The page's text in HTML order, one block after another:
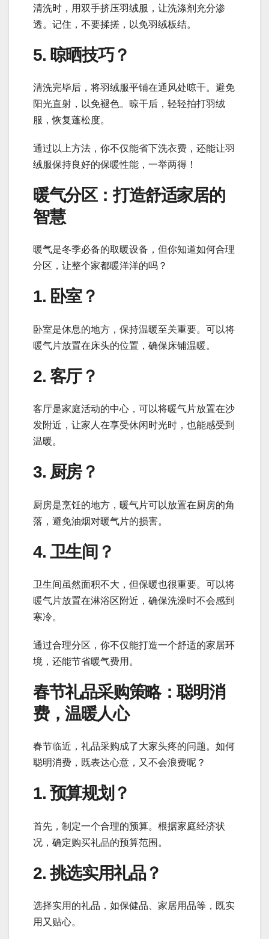
清洗时，用双手挤压羽绒服，让洗涤剂充分渗
透。记住，不要揉搓，以免羽绒板结。
5. 晾晒技巧？
清洗完毕后，将羽绒服平铺在通风处晾干。避免
阳光直射，以免褪色。晾干后，轻轻拍打羽绒
服，恢复蓬松度。
通过以上方法，你不仅能省下洗衣费，还能让羽
绒服保持良好的保暖性能，一举两得！
暖气分区：打造舒适家居的
智慧
暖气是冬季必备的取暖设备，但你知道如何合理
分区，让整个家都暖洋洋的吗？
1. 卧室？
卧室是休息的地方，保持温暖至关重要。可以将
暖气片放置在床头的位置，确保床铺温暖。
2. 客厅？
客厅是家庭活动的中心，可以将暖气片放置在沙
发附近，让家人在享受休闲时光时，也能感受到
温暖。
3. 厨房？
厨房是烹饪的地方，暖气片可以放置在厨房的角
落，避免油烟对暖气片的损害。
4. 卫生间？
卫生间虽然面积不大，但保暖也很重要。可以将
暖气片放置在淋浴区附近，确保洗澡时不会感到
寒冷。
通过合理分区，你不仅能打造一个舒适的家居环
境，还能节省暖气费用。
春节礼品采购策略：聪明消
费，温暖人心
春节临近，礼品采购成了大家头疼的问题。如何
聪明消费，既表达心意，又不会浪费呢？
1. 预算规划？
首先，制定一个合理的预算。根据家庭经济状
况，确定购买礼品的预算范围。
2. 挑选实用礼品？
选择实用的礼品，如保健品、家居用品等，既实
用又贴心。